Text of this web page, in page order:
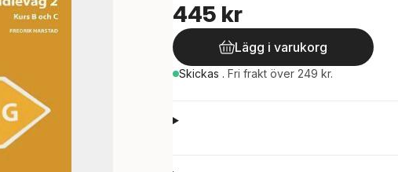
445 kr
Lägg i varukorg
Skickas . Fri frakt över 249 kr.